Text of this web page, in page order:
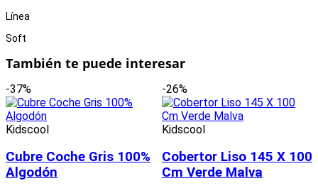
Línea
Soft
También te puede interesar
-37%
Kidscool
Cubre Coche Gris 100%
Algodón
-26%
Kidscool
Cobertor Liso 145 X 100
Cm Verde Malva